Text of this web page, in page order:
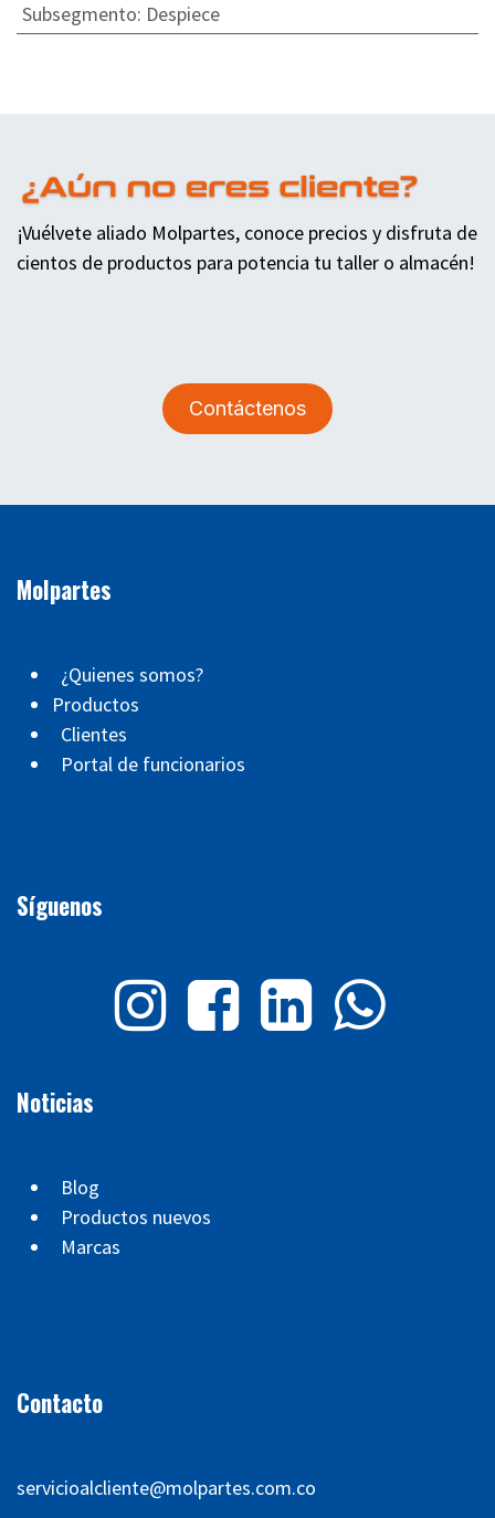
Subsegmento: Despiece
¡Vuélvete aliado Molpartes, conoce precios y disfruta de
cientos de productos para potencia tu taller o almacén!
Contáctenos
Molpartes
¿Quienes somos?
Productos
Clientes
Portal de funcionarios
Síguenos
Noticias
Blog
Productos nuevos
Marcas
Contacto
servicioalcliente@molpartes.com.co